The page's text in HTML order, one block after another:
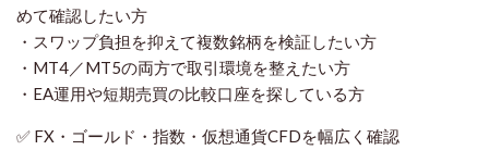
めて確認したい方
・スワップ負担を抑えて複数銘柄を検証したい方
・MT4／MT5の両方で取引環境を整えたい方
・EA運用や短期売買の比較口座を探している方
✅ FX・ゴールド・指数・仮想通貨CFDを幅広く確認